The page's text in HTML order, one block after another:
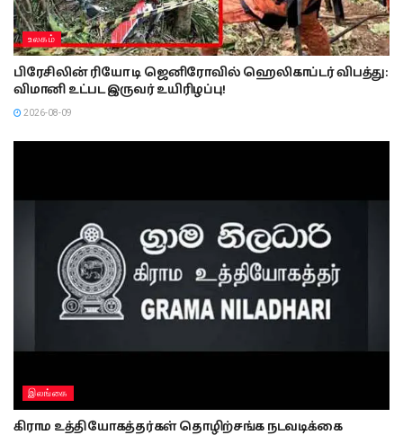
உலகம்
பிரேசிலின் ரியோ டி ஜெனிரோவில் ஹெலிகாப்டர் விபத்து:
விமானி உட்பட இருவர் உயிரிழப்பு!
2026-08-09
இலங்கை
கிராம உத்தியோகத்தர்கள் தொழிற்சங்க நடவடிக்கை